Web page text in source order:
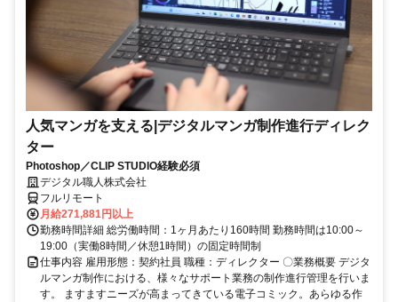
人気マンガを支える|デジタルマンガ制作進行ディレク
ター
Photoshop／CLIP STUDIO経験必須
デジタル職人株式会社
フルリモート
月給271,881円以上
勤務時間詳細 総労働時間：1ヶ月あたり160時間 勤務時間は10:00～
19:00（実働8時間／休憩1時間）の固定時間制
仕事内容 雇用形態：契約社員 職種：ディレクター 〇業務概要 デジタ
ルマンガ制作における、様々なサポート業務の制作進行管理を行いま
す。 ますますニーズが高まってきている電子コミック。あらゆる作